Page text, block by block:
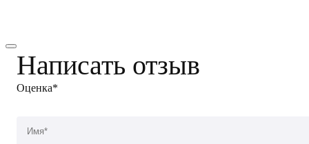
Написать отзыв
Оценка*